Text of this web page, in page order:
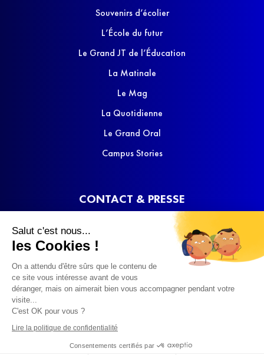
Salut c'est nous...
les Cookies !
On a attendu d'être sûrs que le contenu de
ce site vous intéresse avant de vous
déranger, mais on aimerait bien vous accompagner pendant votre
visite...
C'est OK pour vous ?
Lire la politique de confidentialité
Consentements certifiés par
Souvenirs d’écolier
L’École du futur
Le Grand JT de l’Éducation
La Matinale
Le Mag
La Quotidienne
Le Grand Oral
Campus Stories
CONTACT & PRESSE